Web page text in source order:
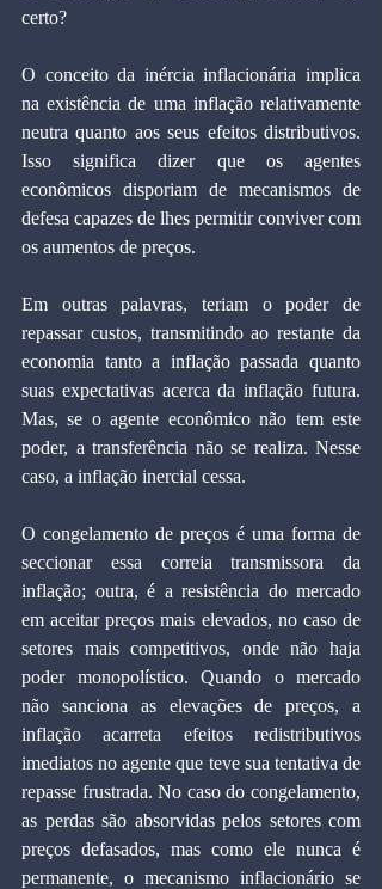
certo?
O conceito da inércia inflacionária implica
na existência de uma inflação relativamente
neutra quanto aos seus efeitos distributivos.
Isso significa dizer que os agentes
econômicos disporiam de mecanismos de
defesa capazes de lhes permitir conviver com
os aumentos de preços.
Em outras palavras, teriam o poder de
repassar custos, transmitindo ao restante da
economia tanto a inflação passada quanto
suas expectativas acerca da inflação futura.
Mas, se o agente econômico não tem este
poder, a transferência não se realiza. Nesse
caso, a inflação inercial cessa.
O congelamento de preços é uma forma de
seccionar essa correia transmissora da
inflação; outra, é a resistência do mercado
em aceitar preços mais elevados, no caso de
setores mais competitivos, onde não haja
poder monopolístico. Quando o mercado
não sanciona as elevações de preços, a
inflação acarreta efeitos redistributivos
imediatos no agente que teve sua tentativa de
repasse frustrada. No caso do congelamento,
as perdas são absorvidas pelos setores com
preços defasados, mas como ele nunca é
permanente, o mecanismo inflacionário se